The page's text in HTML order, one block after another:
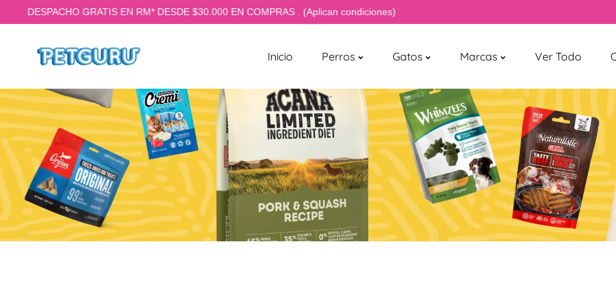
AL CONTENIDO
GRATIS EN RM* DESDE $30.000 EN COMPRAS . (Aplican condiciones)
Inicio Perros Gatos Marcas Ver Todo